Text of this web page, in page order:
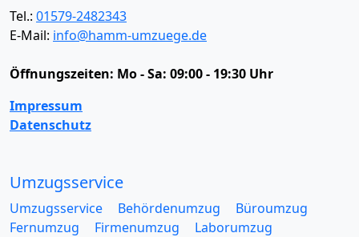
Tel.: 01579-2482343
E-Mail: info@hamm-umzuege.de
Öffnungszeiten: Mo - Sa: 09:00 - 19:30 Uhr
Impressum
Datenschutz
Umzugsservice
Umzugsservice Behördenumzug
Büroumzug
Fernumzug
Firmenumzug
Laborumzug